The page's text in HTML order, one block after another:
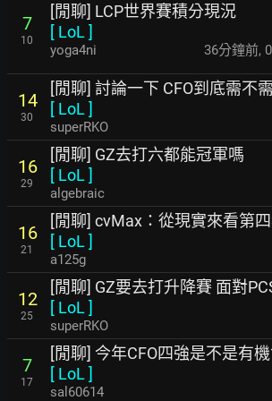
7
10
[閒聊] LCP世界賽積分現況
[ LoL ]
yoga4ni 36分鐘前,
14
30
[閒聊] 討論一下 CFO到底需不
[ LoL ]
superRKO
16
29
[閒聊] GZ去打六都能冠軍嗎
[ LoL ]
algebraic
16
21
[閒聊] cvMax：從現實來看第
[ LoL ]
a125g
12
25
[閒聊] GZ要去打升降賽 面對
[ LoL ]
superRKO
7
17
[閒聊] 今年CFO四強是不是有
[ LoL ]
sal60614